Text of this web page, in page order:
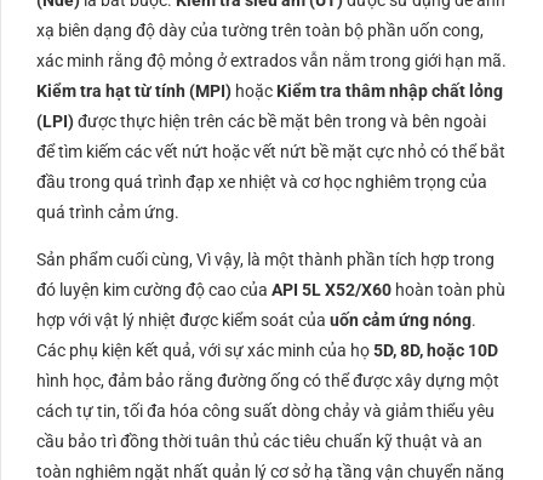
xạ biên dạng độ dày của tường trên toàn bộ phần uốn cong,
xác minh rằng độ mỏng ở extrados vẫn nằm trong giới hạn mã.
Kiểm tra hạt từ tính (MPI) hoặc Kiểm tra thâm nhập chất lỏng
(LPI)được thực hiện trên các bề mặt bên trong và bên ngoài
để tìm kiếm các vết nứt hoặc vết nứt bề mặt cực nhỏ có thể bắt
đầu trong quá trình đạp xe nhiệt và cơ học nghiêm trọng của
quá trình cảm ứng.
Sản phẩm cuối cùng, Vì vậy, là một thành phần tích hợp trong
đó luyện kim cường độ cao của API 5L X52/X60 hoàn toàn phù
hợp với vật lý nhiệt được kiểm soát của uốn cảm ứng nóng.
Các phụ kiện kết quả, với sự xác minh của họ5D, 8D, hoặc 10D
hình học, đảm bảo rằng đường ống có thể được xây dựng một
cách tự tin, tối đa hóa công suất dòng chảy và giảm thiểu yêu
cầu bảo trì đồng thời tuân thủ các tiêu chuẩn kỹ thuật và an
toàn nghiêm ngặt nhất quản lý cơ sở hạ tầng vận chuyển năng